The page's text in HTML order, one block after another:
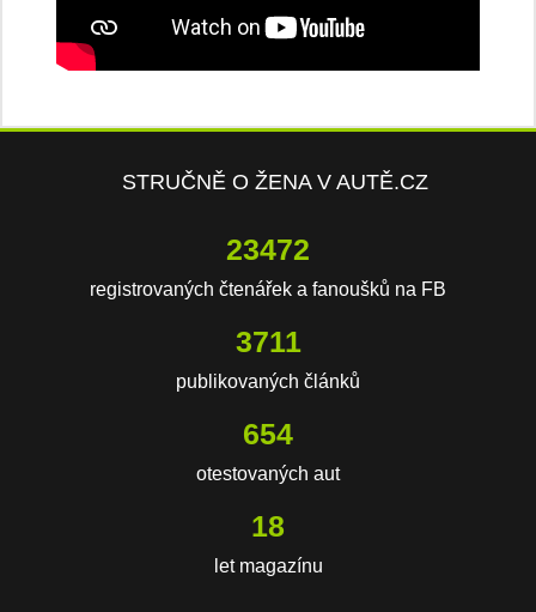
STRUČNĚ O ŽENA V AUTĚ.CZ
23472
registrovaných čtenářek a fanoušků na FB
3711
publikovaných článků
654
otestovaných aut
18
let magazínu